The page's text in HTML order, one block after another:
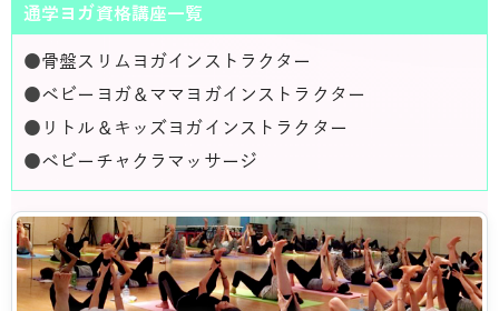
通学ヨガ資格講座一覧
●骨盤スリムヨガインストラクター
●ベビーヨガ＆ママヨガインストラクター
● リトル＆キッズヨガインストラクター
●ベビーチャクラマッサージ